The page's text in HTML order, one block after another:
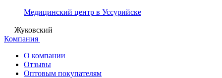
Медицинский центр в Уссурийске
Жуковский
Компания
О компании
Отзывы
Оптовым покупателям